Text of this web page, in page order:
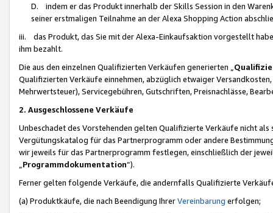
D. indem er das Produkt innerhalb der Skills Session in den
seiner erstmaligen Teilnahme an der Alexa Shopping Action
iii. das Produkt, das Sie mit der Alexa-Einkaufsaktion vorgestellt
ihm bezahlt.
Die aus den einzelnen Qualifizierten Verkäufen generierten „
Qualifizierten Verkäufe einnehmen, abzüglich etwaiger
Mehrwertsteuer), Servicegebühren, Gutschriften, Preisnachlässe,
2. Ausgeschlossene Verkäufe
Unbeschadet des Vorstehenden gelten Qualifizierte Verkäufe nicht
Vergütungskatalog für das Partnerprogramm oder andere
wir jeweils für das Partnerprogramm festlegen, einschließlich der
Programmdokumentation“).
Ferner gelten folgende Verkäufe, die andernfalls Qualifizierte
(a) Produktkäufe, die nach Beendigung IhrerVereinbarung erfolgen;